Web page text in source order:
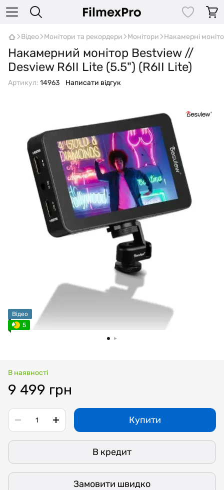
Відео Монітори та рекордери Монітори Накамерні
Накамерний монітор Bestview //
Desview R6II Lite (5.5") (R6II Lite)
Артикул: 14963 Написати відгук
Відео
5
В наявності
9 499 грн
Купити
В кредит
Замовити швидко